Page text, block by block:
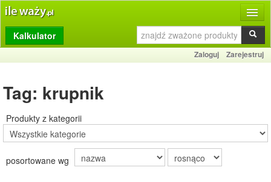
Produkty
Dziennik
Przelicznik
Porady
Słownik
Kalkulator
Zaloguj Zarejestruj
Tag: krupnik
Produkty z kategorii
posortowane wg